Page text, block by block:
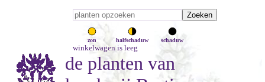
zon halfschaduw schaduw
winkelwagen is leeg
de planten van